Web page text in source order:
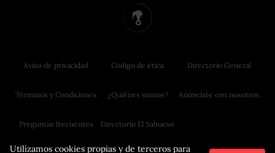
Utilizamos cookies propias y de terceros para
Aviso de privacidad
Términos y Condiciones
Preguntas frecuentes
Código de ética
¿Quiénes somos?
Directorio El Sabueso
Directorio General
Anúnciate con nosotros